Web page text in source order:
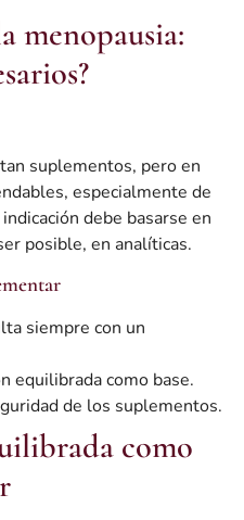
menopausia:
suplementos, pero en
especialmente de
indicación debe basarse en
posible, en analíticas.
siempre con un
equilibrada como base.
de los suplementos.
como